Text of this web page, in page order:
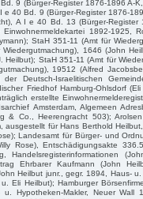
9 (Bürger-Register 1876-1896 A-
e 40 Bd. 9 (Bürger-Register 1876-
A I e 40 Bd. 13 (Bürger-Register
1892-1925,
StaH 351-11 (Amt für
1646 (John
Heilbut); StaH 351-11 (Amt für
19512 (Alfred
Deutsch-Israelitischen
Friedhof Hamburg-Ohlsdorf
erstellte
Amsterdam, Algemeen
& Co., Heerengracht 503); Arolsen
ausgestellt für Hans Berthold
Landesamt für Bürger- und
Rose), Entschädigungsakte
Handelsregisterinformationen
Ehrbarer Kaufmann (John
Heilbut junr., gegr. 1894, Haus-
Eli Heilbut); Hamburger
Hypotheken-Makler, Neuer Wall